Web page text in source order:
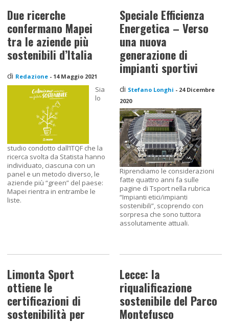
Due ricerche
confermano Mapei
tra le aziende più
sostenibili d’Italia
di Redazione - 14 Maggio 2021
Sia
lo
studio condotto dall’ITQF che la
ricerca svolta da Statista hanno
individuato, ciascuna con un
panel e un metodo diverso, le
aziende più “green” del paese:
Mapei rientra in entrambe le
liste.
Speciale Efficienza
Energetica – Verso
una nuova
generazione di
impianti sportivi
di Stefano Longhi - 24 Dicembre
2020
Riprendiamo le considerazioni
fatte quattro anni fa sulle
pagine di Tsport nella rubrica
“Impianti etici/impianti
sostenibili”, scoprendo con
sorpresa che sono tuttora
assolutamente attuali.
Limonta Sport
ottiene le
certificazioni di
sostenibilità per
Lecce: la
riqualificazione
sostenibile del Parco
Montefusco